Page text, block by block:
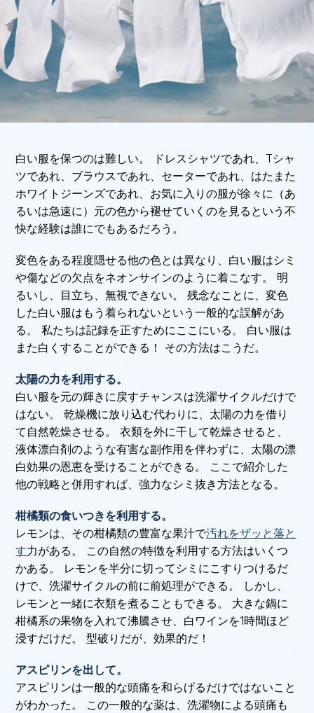
白い服を保つのは難しい。 ドレスシャツであれ、Tシャ
ツであれ、ブラウスであれ、セーターであれ、はたまた
ホワイトジーンズであれ、お気に入りの服が徐々に（あ
るいは急速に）元の色から褪せていくのを見るという不
快な経験は誰にでもあるだろう。
変色をある程度隠せる他の色とは異なり、白い服はシミ
や傷などの欠点をネオンサインのように着こなす。 明
るいし、目立ち、無視できない。 残念なことに、変色
した白い服はもう着られないという一般的な誤解があ
る。 私たちは記録を正すためにここにいる。 白い服は
また白くすることができる！ その方法はこうだ。
太陽の力を利用する。
白い服を元の輝きに戻すチャンスは洗濯サイクルだけで
はない。 乾燥機に放り込む代わりに、太陽の力を借り
て自然乾燥させる。 衣類を外に干して乾燥させると、
液体漂白剤のような有害な副作用を伴わずに、太陽の漂
白効果の恩恵を受けることができる。 ここで紹介した
他の戦略と併用すれば、強力なシミ抜き方法となる。
柑橘類の食いつきを利用する。
レモンは、その柑橘類の豊富な果汁で汚れをザッと落と
す力がある。 この自然の特徴を利用する方法はいくつ
かある。 レモンを半分に切ってシミにこすりつけるだ
けで、洗濯サイクルの前に前処理ができる。 しかし、
レモンと一緒に衣類を煮ることもできる。 大きな鍋に
柑橘系の果物を入れて沸騰させ、白ワインを1時間ほど
浸すだけだ。 型破りだが、効果的だ！
アスピリンを出して。
アスピリンは一般的な頭痛を和らげるだけではないこと
がわかった。 この一般的な薬は、洗濯物による頭痛も